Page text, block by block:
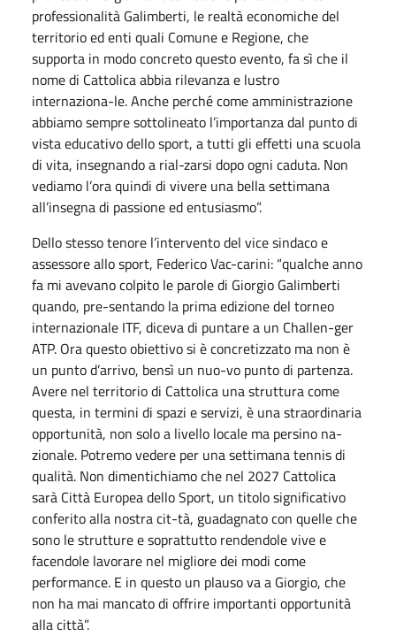
professionalità Galimberti, le realtà economiche del
territorio ed enti quali Comune e Regione, che
supporta in modo concreto questo evento, fa sì che il
nome di Cattolica abbia rilevanza e lustro
internaziona-le. Anche perché come amministrazione
abbiamo sempre sottolineato l’importanza dal punto di
vista educativo dello sport, a tutti gli effetti una scuola
di vita, insegnando a rial-zarsi dopo ogni caduta. Non
vediamo l’ora quindi di vivere una bella settimana
all’insegna di passione ed entusiasmo”.
Dello stesso tenore l’intervento del vice sindaco e
assessore allo sport, Federico Vac-carini: “qualche anno
fa mi avevano colpito le parole di Giorgio Galimberti
quando, pre-sentando la prima edizione del torneo
internazionale ITF, diceva di puntare a un Challen-ger
ATP. Ora questo obiettivo si è concretizzato ma non è
un punto d’arrivo, bensì un nuo-vo punto di partenza.
Avere nel territorio di Cattolica una struttura come
questa, in termini di spazi e servizi, è una straordinaria
opportunità, non solo a livello locale ma persino na-
zionale. Potremo vedere per una settimana tennis di
qualità. Non dimentichiamo che nel 2027 Cattolica
sarà Città Europea dello Sport, un titolo significativo
conferito alla nostra cit-tà, guadagnato con quelle che
sono le strutture e soprattutto rendendole vive e
facendole lavorare nel migliore dei modi come
performance. E in questo un plauso va a Giorgio, che
non ha mai mancato di offrire importanti opportunità
alla città”.